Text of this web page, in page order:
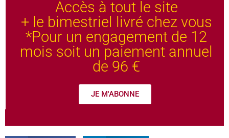
Accès à tout le site
+ le bimestriel livré chez vous
*Pour un engagement de 12
mois soit un paiement annuel
de 96 €
JE M'ABONNE